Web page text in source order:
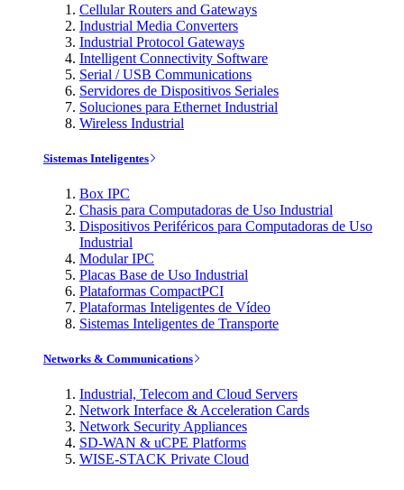
Cellular Routers and Gateways
Industrial Media Converters
Industrial Protocol Gateways
Intelligent Connectivity Software
Serial / USB Communications
Servidores de Dispositivos Seriales
Soluciones para Ethernet Industrial
Wireless Industrial
Sistemas Inteligentes
Box IPC
Chasis para Computadoras de Uso Industrial
Dispositivos Periféricos para Computadoras de Uso
Industrial
Modular IPC
Placas Base de Uso Industrial
Plataformas CompactPCI
Plataformas Inteligentes de Vídeo
Sistemas Inteligentes de Transporte
Networks & Communications
Industrial, Telecom and Cloud Servers
Network Interface & Acceleration Cards
Network Security Appliances
SD-WAN & uCPE Platforms
WISE-STACK Private Cloud